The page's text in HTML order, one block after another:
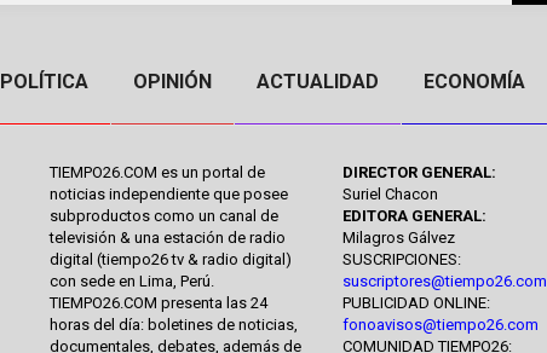
POLÍTICA OPINIÓN ACTUALIDAD ECONOMÍA
TIEMPO26.COM es un portal de
noticias independiente que posee
subproductos como un canal de
televisión & una estación de radio
digital (tiempo26 tv & radio digital)
con sede en Lima, Perú.
TIEMPO26.COM presenta las 24
horas del día: boletines de noticias,
documentales, debates, además de
DIRECTOR GENERAL:
Suriel Chacon
EDITORA GENERAL:
Milagros Gálvez
SUSCRIPCIONES:
suscriptores@tiempo26.com
PUBLICIDAD ONLINE:
fonoavisos@tiempo26.com
COMUNIDAD TIEMPO26: